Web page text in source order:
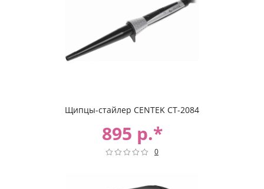
Щипцы-стайлер CENTEK CT-2084
895 р.*
0